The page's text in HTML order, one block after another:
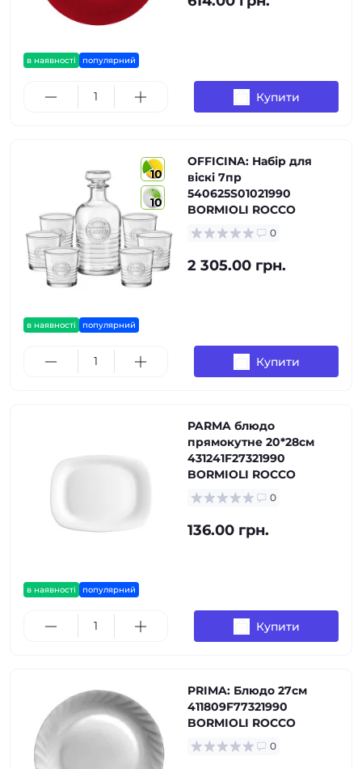
в наявності популярний
Купити
10
10
в наявності популярний
OFFICINA: Набір для
віскі 7пр
540625S01021990
BORMIOLI ROCCO
0
2 305.00 грн.
Купити
в наявності популярний
PARMA блюдо
прямокутне 20*28см
431241F27321990
BORMIOLI ROCCO
0
136.00 грн.
Купити
PRIMA: Блюдо 27см
411809F77321990
BORMIOLI ROCCO
0